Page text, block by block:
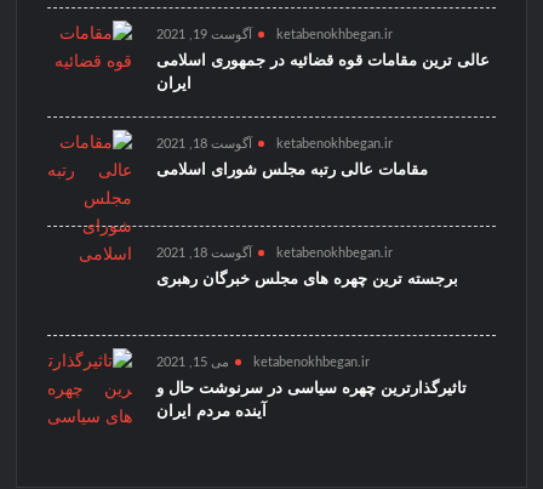
ketabenokhbegan.ir آگوست 19, 2021
عالی ترین مقامات قوه قضائیه در جمهوری اسلامی
ایران
ketabenokhbegan.ir آگوست 18, 2021
مقامات عالی رتبه مجلس شورای اسلامی
ketabenokhbegan.ir آگوست 18, 2021
برجسته ترین چهره های مجلس خبرگان رهبری
ketabenokhbegan.ir می 15, 2021
تاثیرگذارترین چهره سیاسی در سرنوشت حال و
آینده مردم ایران